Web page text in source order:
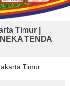
Timur |
TENDA
Timur